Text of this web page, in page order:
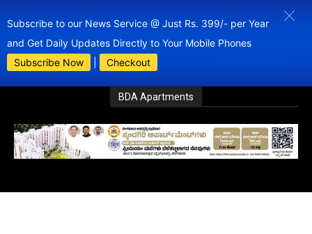
Subscribe to our News Service @ Just Rs. 399/- per Year
and Get Daily Updates Directly to Your Mobile Phones
Subscribe Now
Checkout
BDA Apartments